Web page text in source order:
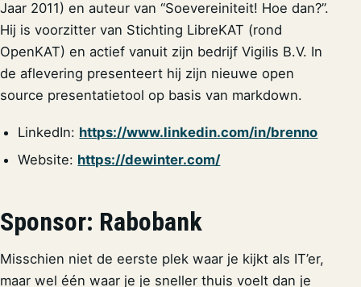
Jaar 2011) en auteur van “Soevereiniteit! Hoe dan?”.
Hij is voorzitter van Stichting LibreKAT (rond
OpenKAT) en actief vanuit zijn bedrijf Vigilis B.V. In
de aflevering presenteert hij zijn nieuwe open
source presentatietool op basis van markdown.
LinkedIn: https://www.linkedin.com/in/brenno
Website: https://dewinter.com/
Sponsor: Rabobank
Misschien niet de eerste plek waar je kijkt als IT’er,
maar wel één waar je je sneller thuis voelt dan je